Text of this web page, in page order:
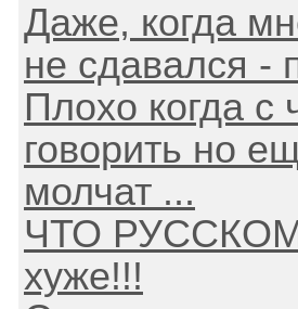
Даже, когда
не сдавался -
Плохо когда с
говорить но
молчат ...
ЧТО
хуже!!!